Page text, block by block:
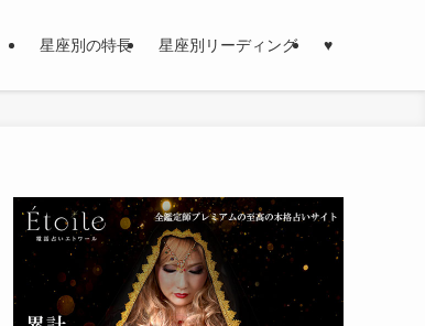
星座別の特長 星座別リーディング ♥